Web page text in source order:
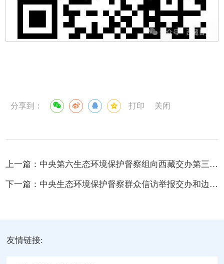
分享到： 打印 关闭
上一篇： 中央第六生态环境保护督察组向西藏交办第三十三批群众信访举报件5件
下一篇： 中央生态环境保护督察群众信访举报交办和边督边改公开情况（第二十八批）
友情链接: